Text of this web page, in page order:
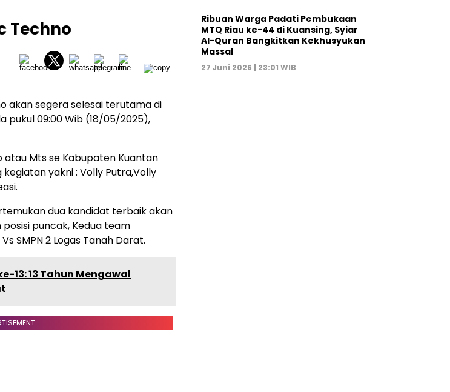
Techno
akan segera selesai terutama di
pukul 09:00 Wib (18/05/2025),
atau Mts se Kabupaten Kuantan
yakni : Volly Putra,Volly
dua kandidat terbaik akan
puncak, Kedua team
SMPN 2 Logas Tanah Darat.
13: 13 Tahun Mengawal
Ribuan Warga Padati Pembukaan
MTQ Riau ke-44 di Kuansing, Syiar
Al-Quran Bangkitkan Kekhusyukan
Massal
27 Juni 2026 | 23:01 WIB